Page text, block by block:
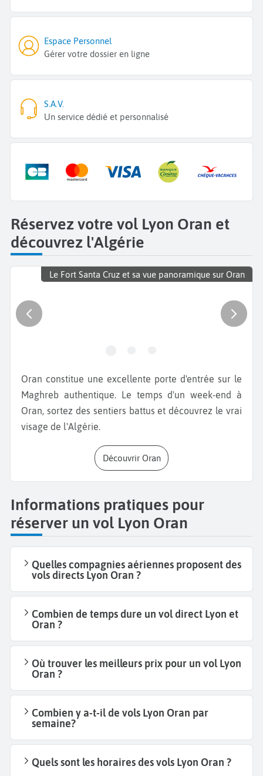
Espace Personnel
Gérer votre dossier en ligne
S.A.V.
Un service dédié et personnalisé
Réservez votre vol Lyon Oran et
découvrez l'Algérie
Le Fort Santa Cruz et sa vue panoramique sur Oran
Oran constitue une excellente porte d'entrée sur le
Maghreb authentique. Le temps d'un week-end à
Oran, sortez des sentiers battus et découvrez le vrai
visage de l'Algérie.
Découvrir Oran
Informations pratiques pour
réserver un vol Lyon Oran
Quelles compagnies aériennes proposent des
vols directs Lyon Oran ?
Combien de temps dure un vol direct Lyon et
Oran ?
Où trouver les meilleurs prix pour un vol Lyon
Oran ?
Combien y a-t-il de vols Lyon Oran par
semaine?
Quels sont les horaires des vols Lyon Oran ?